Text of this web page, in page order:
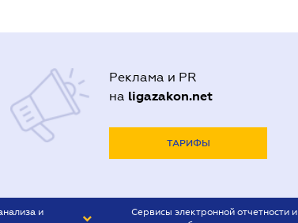
Реклама и PR
на ligazakon.net
ТАРИФЫ
и
Сервисы электронной отчетности и